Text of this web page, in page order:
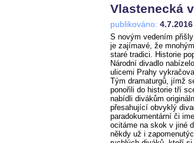
Vlastenecká
publikováno: 4.7.2016
S novým vedením
je zajímavé, že
staré tradici. Historie
Národní divadlo
ulicemi Prahy
Tým dramaturgů, jímž
ponořili do historie tří
nabídli divákům
přesahující obvyklý
paradokumentární či
ocitáme na skok v jiné
někdy už i